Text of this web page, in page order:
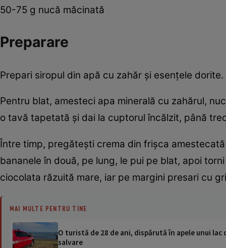
50-75 g nucă măcinată
Preparare
Prepari siropul din apă cu zahăr şi esenţele
Pentru blat, amesteci apa minerală cu zahărul,
o tavă tapetată şi dai la cuptorul încălzit, până
Între timp, pregăteşti crema din frişca
bananele în două, pe lung, le pui pe blat, apoi
ciocolata răzuită mare, iar pe margini presari cu
MAI MULTE PENTRU TINE
O turistă de 28 de ani, dispărută în apele unui
salvare